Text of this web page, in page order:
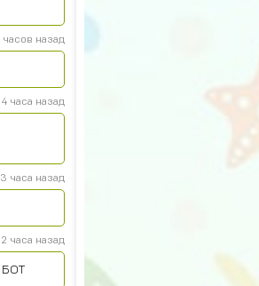
часов назад
4 часа назад
3 часа назад
2 часа назад